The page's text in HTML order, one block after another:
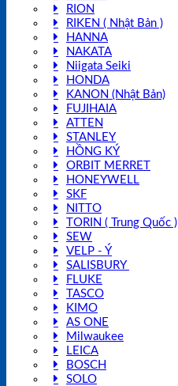
RION
RIKEN ( Nhật Bản )
HANNA
NAKATA
Niigata Seiki
HONDA
KANON (Nhật Bản)
FUJIHAIA
ATTEN
STANLEY
HỒNG KÝ
ORBIT MERRET
HONEYWELL
SKF
NITTO
TORIN ( Trung Quốc )
SEW
VELP - Ý
SALISBURY
FLUKE
TASCO
KIMO
AS ONE
Milwaukee
LEICA
BOSCH
SOLO